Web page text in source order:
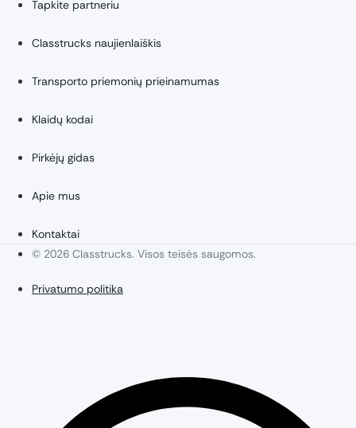
Tapkite partneriu
Classtrucks naujienlaiškis
Transporto priemonių prieinamumas
Klaidų kodai
Pirkėjų gidas
Apie mus
Kontaktai
© 2026 Classtrucks. Visos teisės saugomos.
Privatumo politika